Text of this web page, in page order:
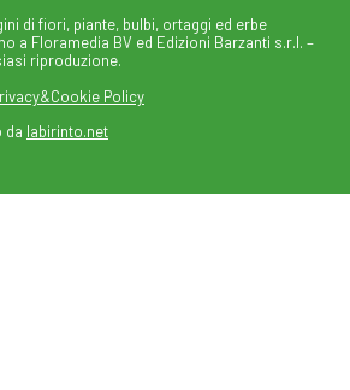
di fiori, piante, bulbi, ortaggi ed erbe
a Floramedia BV ed Edizioni Barzanti s.r.l. –
riproduzione.
Policy
da labirinto.net